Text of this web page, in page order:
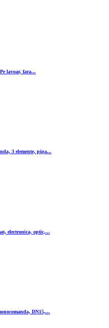
lavoar, fara...
3 elemente, pipa...
electronica, optic,...
DN15,...